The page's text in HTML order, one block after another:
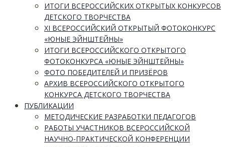
ИТОГИ ВСЕРОССИЙСКИХ ОТКРЫТЫХ КОНКУРСОВ
ДЕТСКОГО ТВОРЧЕСТВА
XI ВСЕРОССИЙСКИЙ ОТКРЫТЫЙ ФОТОКОНКУРС
«ЮНЫЕ ЭЙНШТЕЙНЫ»
ИТОГИ ВСЕРОССИЙСКОГО ОТКРЫТОГО
ФОТОКОНКУРСА «ЮНЫЕ ЭЙНШТЕЙНЫ»
ФОТО ПОБЕДИТЕЛЕЙ И ПРИЗЁРОВ
АРХИВ ВСЕРОССИЙСКОГО ОТКРЫТОГО
КОНКУРСА ДЕТСКОГО ТВОРЧЕСТВА
ПУБЛИКАЦИИ
МЕТОДИЧЕСКИЕ РАЗРАБОТКИ ПЕДАГОГОВ
РАБОТЫ УЧАСТНИКОВ ВСЕРОССИЙСКОЙ
НАУЧНО-ПРАКТИЧЕСКОЙ КОНФЕРЕНЦИИ